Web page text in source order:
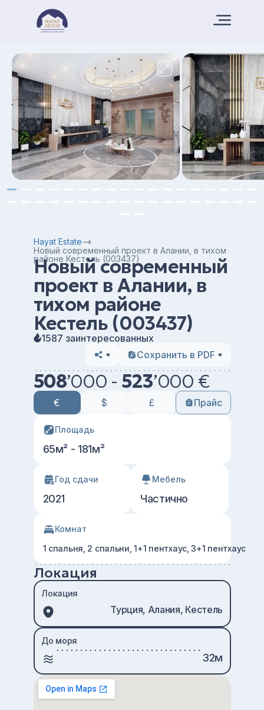
Hayat Estate
Новый современный проект в Алании, в тихом
районе Кестель (003437)
Новый современный
проект в Алании, в
тихом районе
Кестель (003437)
1587 заинтересованных
Сохранить в PDF
508’000 - 523’000 €
€ $ £ Прайс
Площадь
65м² - 181м²
Год сдачи
2021
Мебель
Частично
Комнат
1 спальня, 2 спальни, 1+1 пентхаус, 3+1 пентхаус
Локация
Локация
Турция, Алания, Кестель
До моря
32м